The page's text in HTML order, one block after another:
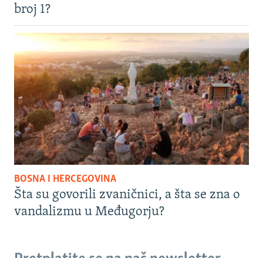
broj 1?
BOSNA I HERCEGOVINA
Šta su govorili zvaničnici, a šta se zna o
vandalizmu u Međugorju?